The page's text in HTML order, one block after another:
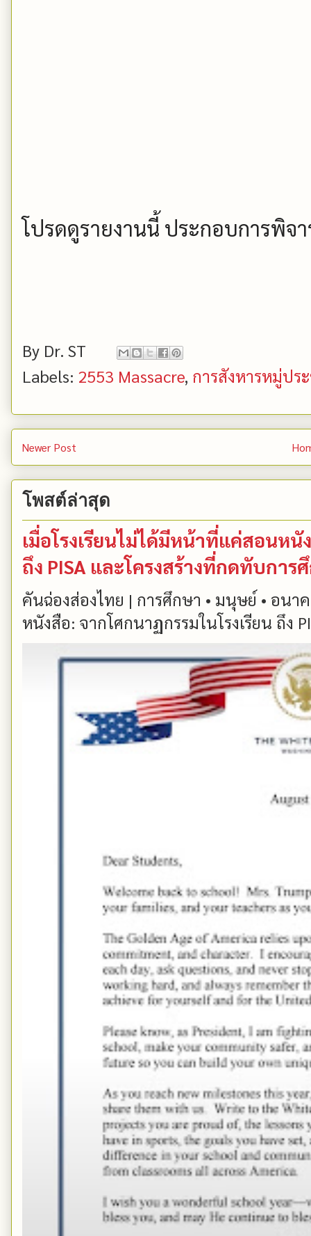
โปรดดูรายงานนี้ ประกอบการพิจ
By Dr. ST
Labels: 2553 Massacre, การสังหารหมู่ปร
Newer Post
โพสต์ล่าสุด
เมื่อโรงเรียนไม่ได้มีหน้าที่แค่สอนหนั
ถึง PISA และโครงสร้างที่กดทับการ
คันฉ่องส่องไทย | การศึกษา • มนุษย์ • อนา
หนังสือ: จากโศกนาฏกรรมในโรงเรียน ถึง